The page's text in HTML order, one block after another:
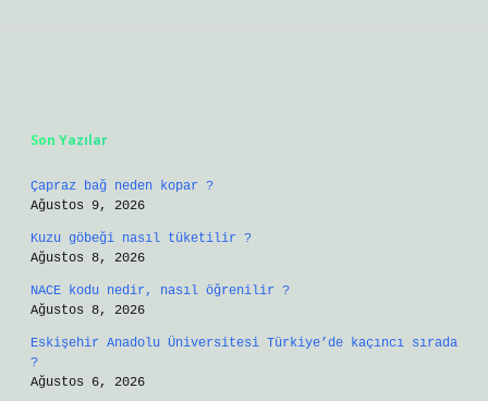
Son Yazılar
Çapraz bağ neden kopar ?
Ağustos 9, 2026
Kuzu göbeği nasıl tüketilir ?
Ağustos 8, 2026
NACE kodu nedir, nasıl öğrenilir ?
Ağustos 8, 2026
Eskişehir Anadolu Üniversitesi Türkiye’de kaçıncı sırada
?
Ağustos 6, 2026